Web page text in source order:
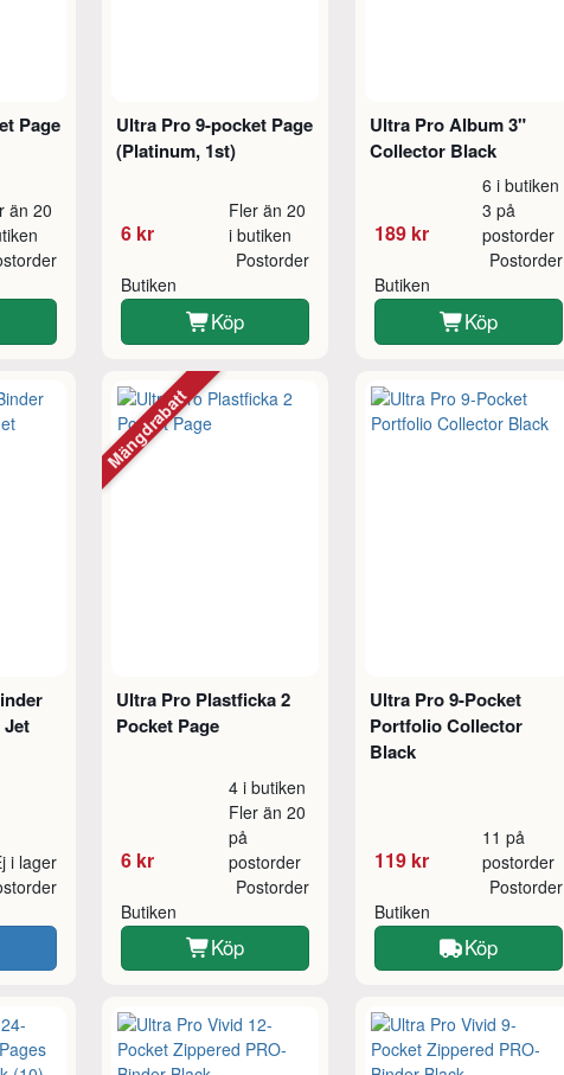
Page
än 20
Ultra Pro 9-pocket Page
(Platinum, 1st)
6 kr
Fler än 20
i butiken
Butiken
Postorder
Köp
Ultra Pro Album 3"
Collector Black
189 kr
6 i butiken
3 på
postorder
Butiken
Postorder
Köp
Jet
i lager
Ultra Pro Plastficka 2
Pocket Page
6 kr
4 i butiken
Fler än 20
på
postorder
Butiken
Postorder
Köp
Mängdrabatt
Ultra Pro 9-Pocket
Portfolio Collector
Black
119 kr
11 på
postorder
Butiken
Postorder
Köp